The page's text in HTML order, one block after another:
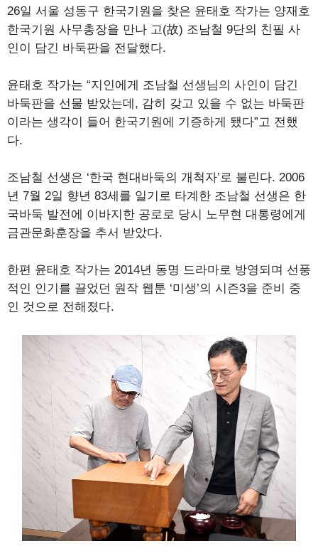
26일 서울 성동구 한국기원을 찾은 윤태호 작가는 양재호
한국기원 사무총장을 만나 고(故) 조남철 9단의 친필 사
인이 담긴 바둑판을 전달했다.
윤태호 작가는 “지인에게 조남철 선생님의 사인이 담긴
바둑판을 선물 받았는데, 감히 갖고 있을 수 없는 바둑판
이라는 생각이 들어 한국기원에 기증하게 됐다”고 전했
다.
조남철 선생은 ‘한국 현대바둑의 개척자’로 불린다. 2006
년 7월 2일 향년 83세를 일기로 타계한 조남철 선생은 한
국바둑 발전에 이바지한 공로로 당시 노무현 대통령에게
금관문화훈장을 추서 받았다.
한편 윤태호 작가는 2014년 동명 드라마로 방영되며 선풍
적인 인기를 끌었던 원작 웹툰 ‘미생’의 시즌3을 준비 중
인 것으로 전해졌다.